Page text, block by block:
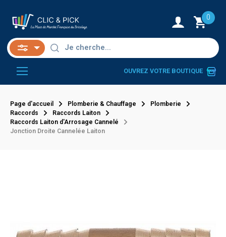
0
OUVREZ VOTRE BOUTIQUE
Page d'accueil Plomberie & Chauffage
Plomberie
Raccords
Raccords Laiton
Raccords Laiton d'Arrosage Cannelé
Jonction Droite Cannelée Laiton